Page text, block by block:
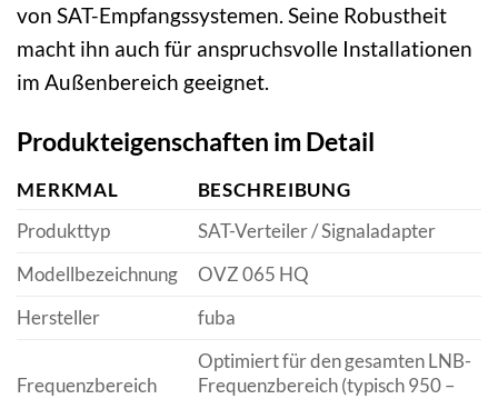
von SAT-Empfangssystemen. Seine Robustheit
macht ihn auch für anspruchsvolle Installationen
im Außenbereich geeignet.
Produkteigenschaften im Detail
MERKMAL
BESCHREIBUNG
Produkttyp
SAT-Verteiler / Signaladapter
Modellbezeichnung
OVZ 065 HQ
Hersteller
fuba
Frequenzbereich
Optimiert für den gesamten LNB-
Frequenzbereich (typisch 950 –